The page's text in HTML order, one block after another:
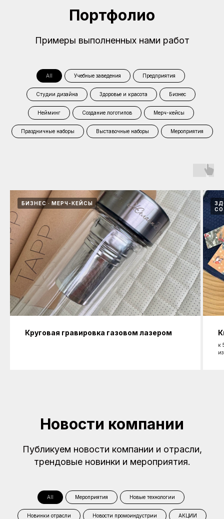
Портфолио
Примеры выполненных нами работ
All Учебные заведения Предприятия
Студии дизайна Здоровье и красота Бизнес
Нейминг Создание логотипов Мерч-кейсы
Праздничные наборы Выставочные наборы Мероприятия
БИЗНЕС МЕРЧ-КЕЙСЫ
Круговая гравировка газовом лазером
к
Новости компании
Публикуем новости компании и отрасли,
трендовые новинки и мероприятия.
All Мероприятия Новые технологии
Новинки отрасли Новости промоиндустрии АКЦИИ